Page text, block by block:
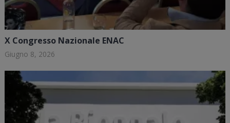
X Congresso Nazionale ENAC
Giugno 8, 2026